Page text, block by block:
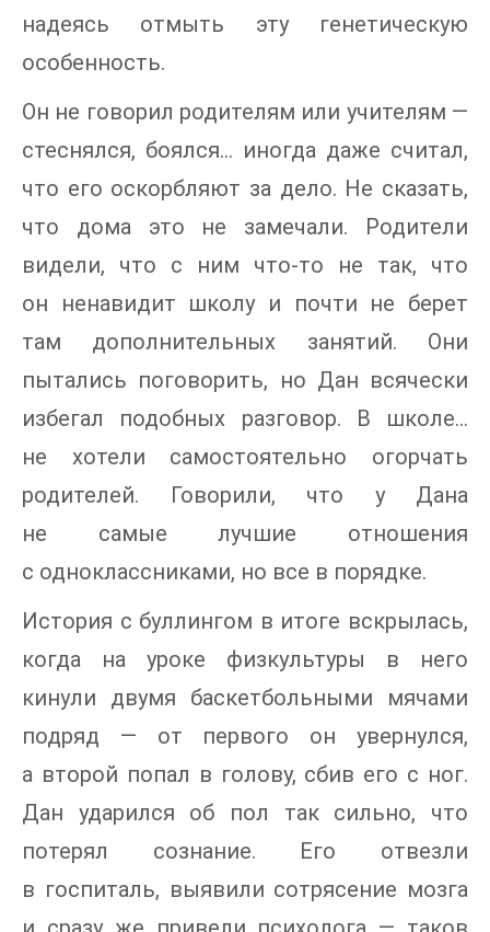
надеясь отмыть эту генетическую
особенность.
Он не говорил родителям или учителям —
стеснялся, боялся… иногда даже считал,
что его оскорбляют за дело. Не сказать,
что дома это не замечали. Родители
видели, что с ним что-то не так, что
он ненавидит школу и почти не берет
там дополнительных занятий. Они
пытались поговорить, но Дан всячески
избегал подобных разговор. В школе…
не хотели самостоятельно огорчать
родителей. Говорили, что у Дана
не самые лучшие отношения
с одноклассниками, но все в порядке.
История с буллингом в итоге вскрылась,
когда на уроке физкультуры в него
кинули двумя баскетбольными мячами
подряд — от первого он увернулся,
а второй попал в голову, сбив его с ног.
Дан ударился об пол так сильно, что
потерял сознание. Его отвезли
в госпиталь, выявили сотрясение мозга